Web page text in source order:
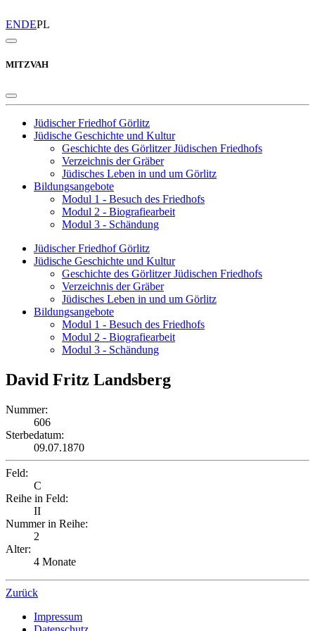
ENDEPL
MITZVAH
Jüdischer Friedhof Görlitz
Jüdische Geschichte und Kultur
Geschichte des Görlitzer Jüdischen Friedhofs
Verzeichnis der Gräber
Jüdisches Leben in und um Görlitz
Bildungsangebote
Modul 1 - Besuch des Friedhofs
Modul 2 - Biografiearbeit
Modul 3 - Schändung
Jüdischer Friedhof Görlitz
Jüdische Geschichte und Kultur
Geschichte des Görlitzer Jüdischen Friedhofs
Verzeichnis der Gräber
Jüdisches Leben in und um Görlitz
Bildungsangebote
Modul 1 - Besuch des Friedhofs
Modul 2 - Biografiearbeit
Modul 3 - Schändung
David Fritz Landsberg
Nummer:
606
Sterbedatum:
09.07.1870
Feld:
C
Reihe in Feld:
II
Nummer in Reihe:
2
Alter:
4 Monate
Zurück
Impressum